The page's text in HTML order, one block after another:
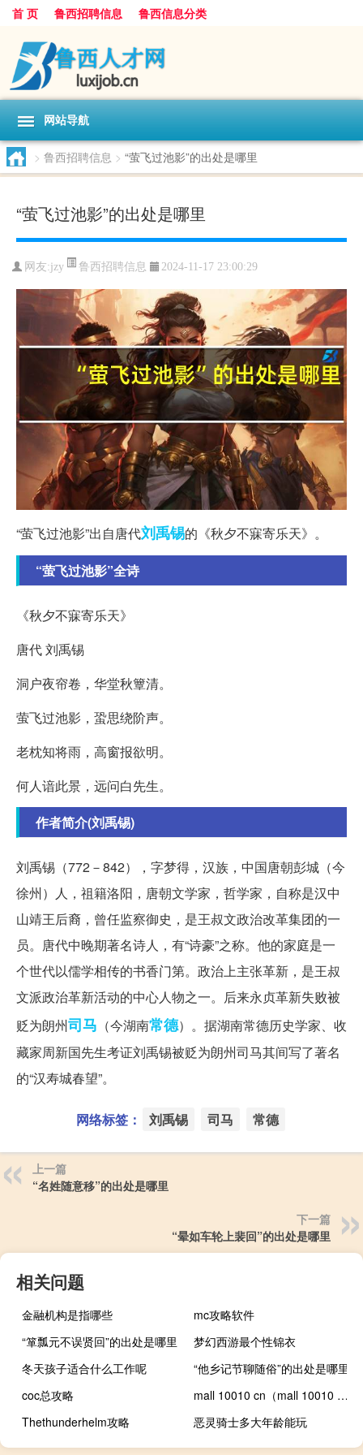
首 页 鲁西招聘信息 鲁西信息分类
网站导航
> 鲁西招聘信息 > “萤飞过池影”的出处是哪里
“萤飞过池影”的出处是哪里
网友:jzy 鲁西招聘信息 2024-11-17 23:00:29
“萤飞过池影”出自唐代刘禹锡的《秋夕不寐寄乐天》。
“萤飞过池影”全诗
《秋夕不寐寄乐天》
唐代 刘禹锡
洞户夜帘卷，华堂秋簟清。
萤飞过池影，蛩思绕阶声。
老枕知将雨，高窗报欲明。
何人谙此景，远问白先生。
作者简介(刘禹锡)
刘禹锡（772－842），字梦得，汉族，中国唐朝彭城（今
徐州）人，祖籍洛阳，唐朝文学家，哲学家，自称是汉中
山靖王后裔，曾任监察御史，是王叔文政治改革集团的一
员。唐代中晚期著名诗人，有“诗豪”之称。他的家庭是一
个世代以儒学相传的书香门第。政治上主张革新，是王叔
文派政治革新活动的中心人物之一。后来永贞革新失败被
贬为朗州司马 （今湖南常德）。据湖南常德历史学家、收
藏家周新国先生考证刘禹锡被贬为朗州司马其间写了著名
的“汉寿城春望”。
网络标签： 刘禹锡 司马 常德
上一篇
“名姓随意移”的出处是哪里
下一篇
“晕如车轮上裴回”的出处是哪里
相关问题
金融机构是指哪些
mc攻略软件
“箪瓢元不误贤回”的出处是哪里
梦幻西游最个性锦衣
冬天孩子适合什么工作呢
“他乡记节聊随俗”的出处是哪里
coc总攻略
mall 10010 cn（mall 10010 com）
Thethunderhelm攻略
恶灵骑士多大年龄能玩